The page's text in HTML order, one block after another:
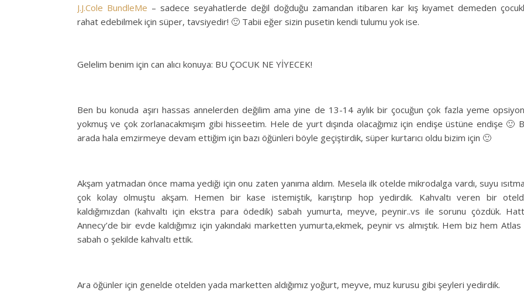
J.J.Cole BundleMe – sadece seyahatlerde değil doğduğu zamandan itibaren kar kış kıyamet demeden
rahat edebilmek için süper, tavsiyedir! 🙂 Tabii eğer sizin pusetin kendi tulumu yok ise.
Gelelim benim için can alıcı konuya: BU ÇOCUK NE YİYECEK!
Ben bu konuda aşırı hassas annelerden değilim ama yine de 13-14 aylık bir çocuğun çok fazla yeme
yokmuş ve çok zorlanacakmışım gibi hisseetim. Hele de yurt dışında olacağımız için endişe üstüne endişe 🙂
arada hala emzirmeye devam ettiğim için bazı öğünleri böyle geçiştirdik, süper kurtarıcı oldu bizim için 🙂
Akşam yatmadan önce mama yediği için onu zaten yanıma aldım. Mesela ilk otelde mikrodalga vardı, suyu
çok kolay olmuştu akşam. Hemen bir kase istemiştik, karıştırıp hop yedirdik. Kahvaltı veren bir
kaldığımızdan (kahvaltı için ekstra para ödedik) sabah yumurta, meyve, peynir..vs ile sorunu çözdük.
Annecy’de bir evde kaldığımız için yakındaki marketten yumurta,ekmek, peynir vs almıştık. Hem biz hem Atlas
sabah o şekilde kahvaltı ettik.
Ara öğünler için genelde otelden yada marketten aldığımız yoğurt, meyve, muz kurusu gibi şeyleri yedirdik.